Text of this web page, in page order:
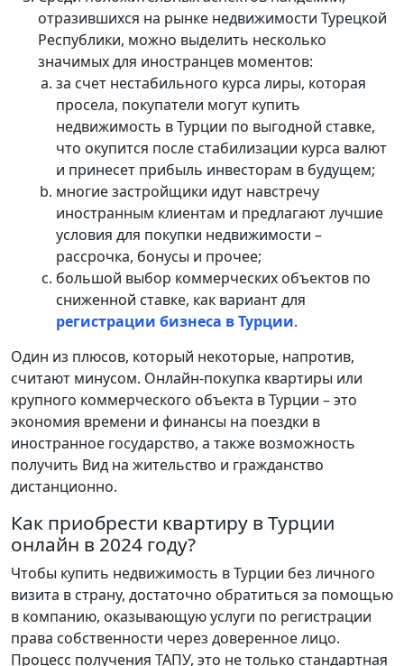
отразившихся на рынке недвижимости Турецкой
Республики, можно выделить несколько
значимых для иностранцев моментов:
за счет нестабильного курса лиры, которая
просела, покупатели могут купить
недвижимость в Турции по выгодной ставке,
что окупится после стабилизации курса валют
и принесет прибыль инвесторам в будущем;
многие застройщики идут навстречу
иностранным клиентам и предлагают лучшие
условия для покупки недвижимости –
рассрочка, бонусы и прочее;
большой выбор коммерческих объектов по
сниженной ставке, как вариант для
регистрации бизнеса в Турции.
Один из плюсов, который некоторые, напротив,
считают минусом. Онлайн-покупка квартиры или
крупного коммерческого объекта в Турции – это
экономия времени и финансы на поездки в
иностранное государство, а также возможность
получить Вид на жительство и гражданство
дистанционно.
Как приобрести квартиру в Турции
онлайн в 2024 году?
Чтобы купить недвижимость в Турции без личного
визита в страну, достаточно обратиться за помощью
в компанию, оказывающую услуги по регистрации
права собственности через доверенное лицо.
Процесс получения ТАПУ, это не только стандартная